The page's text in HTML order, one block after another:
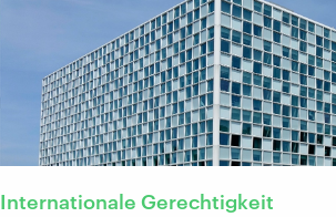
Internationale Gerechtigkeit